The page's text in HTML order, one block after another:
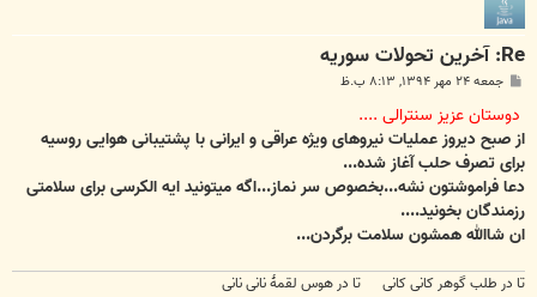
Re: آخرين تحولات سوريه
پ
ت
جمعه ۲۴ مهر ۱۳۹۴, ۸:۱۳ ب.ظ
دوستان عزیز سنترالی ....
از صبح دیروز عملیات نیروهای ویژه عراقی و ایرانی با پشتیبانی هوایی روسیه
برای تصرف حلب آغاز شده...
دعا فراموشتون نشه...بخصوص سر نماز...اگه میتونید ایه الکرسی برای سلامتی
رزمندگان بخونید....
ان شاالله همشون سلامت برگردن...
تا در طلب گوهر کانی کانی تا در هوس لقمهٔ نانی نانی